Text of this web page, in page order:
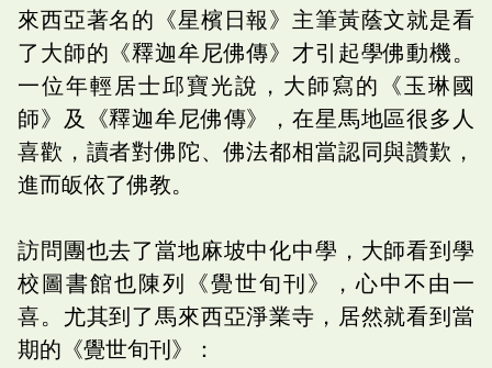
來西亞著名的《星檳日報》主筆黃蔭文就是看
了大師的《釋迦牟尼佛傳》才引起學佛動機。
一位年輕居士邱寶光說，大師寫的《玉琳國
師》及《釋迦牟尼佛傳》，在星馬地區很多人
喜歡，讀者對佛陀、佛法都相當認同與讚歎，
進而皈依了佛教。
訪問團也去了當地麻坡中化中學，大師看到學
校圖書館也陳列《覺世旬刊》，心中不由一
喜。尤其到了馬來西亞淨業寺，居然就看到當
期的《覺世旬刊》：